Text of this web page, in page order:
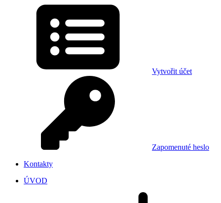
Vytvořit účet
Zapomenuté heslo
Kontakty
ÚVOD